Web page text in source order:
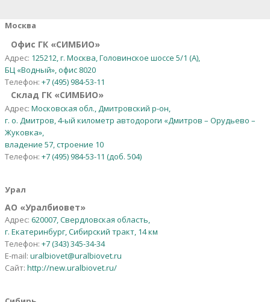
Москва
Офис ГК «СИМБИО»
Адрес: 125212, г. Москва, Головинское шоссе 5/1 (А),
БЦ «Водный», офис 8020
Телефон: +7 (495) 984-53-11
Склад ГК «СИМБИО»
Адрес: Московская обл., Дмитровский р-он,
г. о. Дмитров, 4-ый километр автодороги «Дмитров – Орудьево –
Жуковка»,
владение 57, строение 10
Телефон: +7 (495) 984-53-11 (доб. 504)
Урал
АО «Уралбиовет»
Адрес: 620007, Свердловская область,
г. Екатеринбург, Сибирский тракт, 14 км
Телефон: +7 (343) 345-34-34
E-mail: uralbiovet@uralbiovet.ru
Сайт: http://new.uralbiovet.ru/